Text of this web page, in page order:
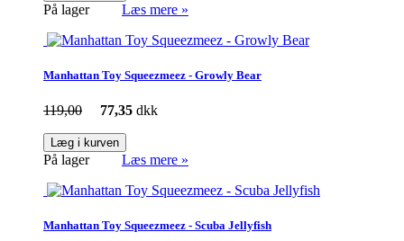
På lager Læs mere »
Manhattan Toy Squeezmeez - Growly Bear
119,00 77,35 dkk
Læg i kurven
På lager Læs mere »
Manhattan Toy Squeezmeez - Scuba Jellyfish